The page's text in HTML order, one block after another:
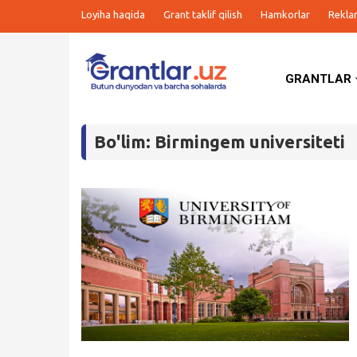
Loyiha haqida Grant taklif qilish Hamkorlar
GRANTLAR
Bo'lim: Birmingem universiteti